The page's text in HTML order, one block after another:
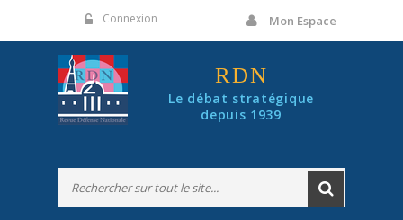
Connexion Mon Espace
RDN
Le débat stratégique
depuis 1939